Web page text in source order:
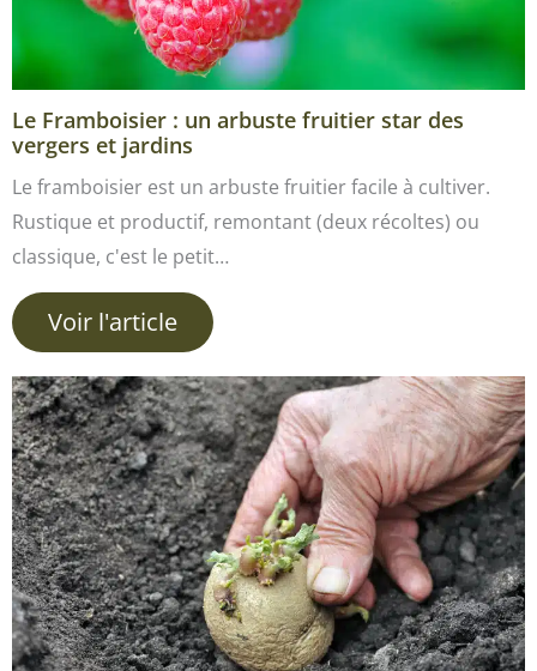
Le Framboisier : un arbuste fruitier star des
vergers et jardins
Le framboisier est un arbuste fruitier facile à cultiver.
Rustique et productif, remontant (deux récoltes) ou
classique, c'est le petit…
Voir l'article